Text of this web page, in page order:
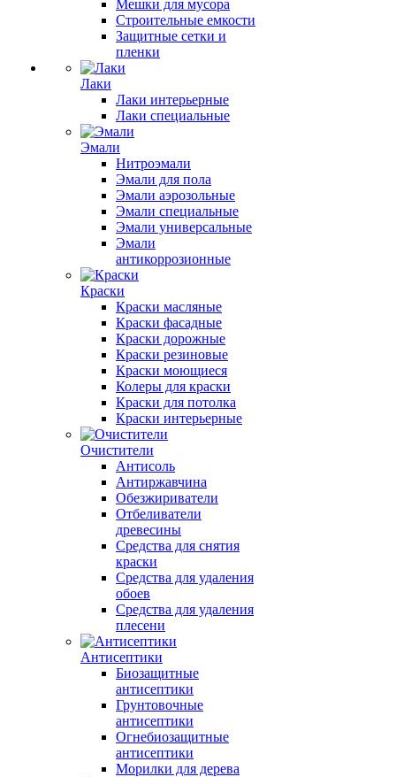
Мешки для мусора
Строительные емкости
Защитные сетки и
пленки
Лаки
Лаки интерьерные
Лаки специальные
Эмали
Нитроэмали
Эмали для пола
Эмали аэрозольные
Эмали специальные
Эмали универсальные
Эмали
антикоррозионные
Краски
Краски масляные
Краски фасадные
Краски дорожные
Краски резиновые
Краски моющиеся
Колеры для краски
Краски для потолка
Краски интерьерные
Очистители
Антисоль
Антиржавчина
Обезжириватели
Отбеливатели
древесины
Средства для снятия
краски
Средства для удаления
обоев
Средства для удаления
плесени
Антисептики
Биозащитные
антисептики
Грунтовочные
антисептики
Огнебиозащитные
антисептики
Морилки для дерева